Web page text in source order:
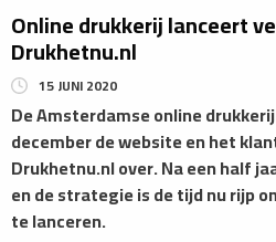
Online drukkerij lanceert
Drukhetnu.nl
15 JUNI 2020
De Amsterdamse online
december de website en het
Drukhetnu.nl over. Na een half
en de strategie is de tijd nu rijp
te lanceren.